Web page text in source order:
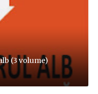
(3 volume)